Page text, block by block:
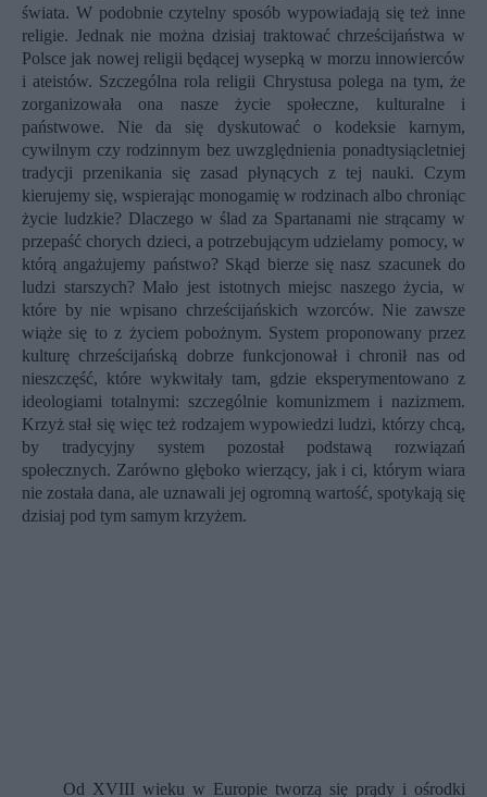
świata. W podobnie czytelny sposób wypowiadają się też inne
religie. Jednak nie można dzisiaj traktować chrześcijaństwa w
Polsce jak nowej religii będącej wysepką w morzu innowierców
i ateistów. Szczególna rola religii Chrystusa polega na tym, że
zorganizowała ona nasze życie społeczne, kulturalne i
państwowe. Nie da się dyskutować o kodeksie karnym,
cywilnym czy rodzinnym bez uwzględnienia ponadtysiącletniej
tradycji przenikania się zasad płynących z tej nauki. Czym
kierujemy się, wspierając monogamię w rodzinach albo chroniąc
życie ludzkie? Dlaczego w ślad za Spartanami nie strącamy w
przepaść chorych dzieci, a potrzebującym udzielamy pomocy, w
którą angażujemy państwo? Skąd bierze się nasz szacunek do
ludzi starszych? Mało jest istotnych miejsc naszego życia, w
które by nie wpisano chrześcijańskich wzorców. Nie zawsze
wiąże się to z życiem pobożnym. System proponowany przez
kulturę chrześcijańską dobrze funkcjonował i chronił nas od
nieszczęść, które wykwitały tam, gdzie eksperymentowano z
ideologiami totalnymi: szczególnie komunizmem i nazizmem.
Krzyż stał się więc też rodzajem wypowiedzi ludzi, którzy chcą,
by tradycyjny system pozostał podstawą rozwiązań
społecznych. Zarówno głęboko wierzący, jak i ci, którym wiara
nie została dana, ale uznawali jej ogromną wartość, spotykają się
dzisiaj pod tym samym krzyżem.
Od XVIII wieku w Europie tworzą się prądy i ośrodki